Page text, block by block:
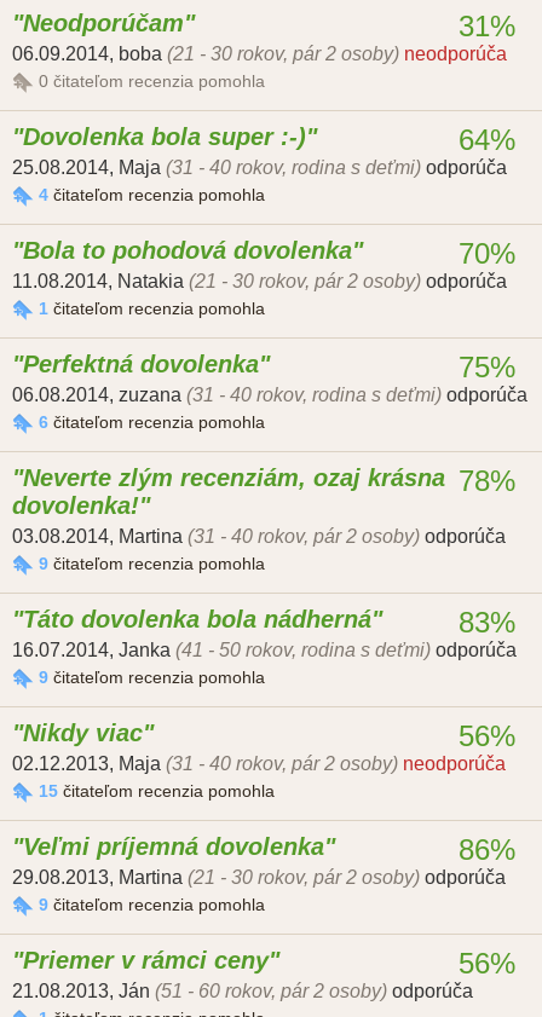
Neodporúčam
06.09.2014, boba (21 - 30 rokov, pár 2 osoby) neodporúča
0 čitateľom recenzia pomohla
31%
Dovolenka bola super :-)
25.08.2014, Maja (31 - 40 rokov, rodina s deťmi) odporúča
4 čitateľom recenzia pomohla
64%
Bola to pohodová dovolenka
11.08.2014, Natakia (21 - 30 rokov, pár 2 osoby) odporúča
1 čitateľom recenzia pomohla
70%
Perfektná dovolenka
06.08.2014, zuzana (31 - 40 rokov, rodina s deťmi) odporúča
6 čitateľom recenzia pomohla
75%
Neverte zlým recenziám, ozaj krásna
dovolenka!
03.08.2014, Martina (31 - 40 rokov, pár 2 osoby) odporúča
9 čitateľom recenzia pomohla
78%
Táto dovolenka bola nádherná
16.07.2014, Janka (41 - 50 rokov, rodina s deťmi) odporúča
9 čitateľom recenzia pomohla
83%
Nikdy viac
02.12.2013, Maja (31 - 40 rokov, pár 2 osoby) neodporúča
15 čitateľom recenzia pomohla
56%
Veľmi príjemná dovolenka
29.08.2013, Martina (21 - 30 rokov, pár 2 osoby) odporúča
9 čitateľom recenzia pomohla
86%
Priemer v rámci ceny
21.08.2013, Ján (51 - 60 rokov, pár 2 osoby) odporúča
56%